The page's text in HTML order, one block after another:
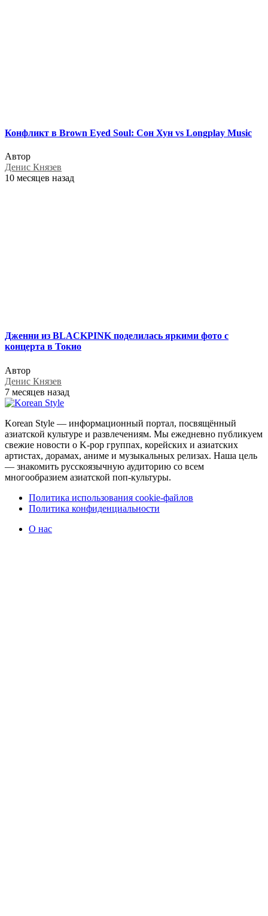
Конфликт в Brown Eyed Soul: Сон Хун vs Longplay Music
Автор
Денис Князев
10 месяцев назад
Дженни из BLACKPINK поделилась яркими фото с
концерта в Токио
Автор
Денис Князев
7 месяцев назад
Korean Style — информационный портал, посвящённый
азиатской культуре и развлечениям. Мы ежедневно публикуем
свежие новости о K-pop группах, корейских и азиатских
артистах, дорамах, аниме и музыкальных релизах. Наша цель
— знакомить русскоязычную аудиторию со всем
многообразием азиатской поп-культуры.
Политика использования cookie-файлов
Политика конфиденциальности
О нас